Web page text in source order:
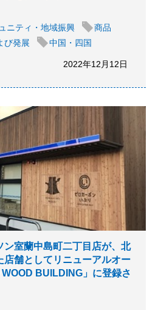
ニティ・地域振興
商品
び発展
中国・四国
2022年12月12日
ン室蘭中島町二丁目店が、北
店舗としてリニューアルオー
BUILDING」に登録さ